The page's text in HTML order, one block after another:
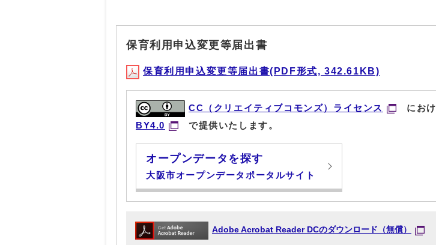
保育利用申込変更等届出書
保育利用申込変更等届出書(PDF形式, 342.61KB)
CC（クリエイティブコモンズ）ライセンス にお
BY4.0
で提供いたします。
オープンデータを探す
大阪市オープンデータポータルサイト
Adobe Acrobat Reader DCのダウンロード（無償）